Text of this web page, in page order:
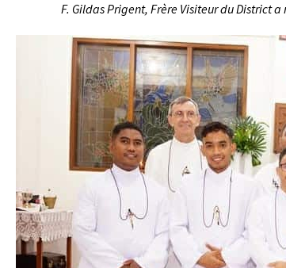
F. Gildas Prigent, Frère Visiteur du District